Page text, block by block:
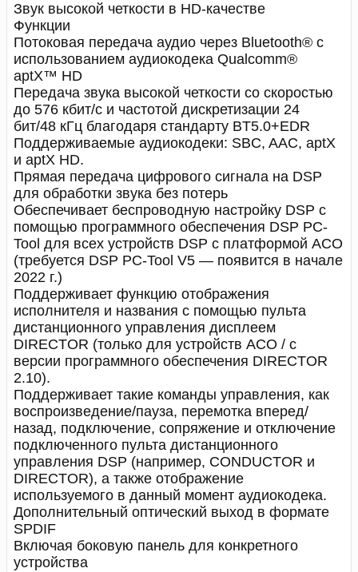
Звук высокой четкости в HD-качестве
Функции
Потоковая передача аудио через Bluetooth® с
использованием аудиокодека Qualcomm®
aptX™ HD
Передача звука высокой четкости со скоростью
до 576 кбит/с и частотой дискретизации 24
бит/48 кГц благодаря стандарту BT5.0+EDR
Поддерживаемые аудиокодеки: SBC, AAC, aptX
и aptX HD.
Прямая передача цифрового сигнала на DSP
для обработки звука без потерь
Обеспечивает беспроводную настройку DSP с
помощью программного обеспечения DSP PC-
Tool для всех устройств DSP с платформой ACO
(требуется DSP PC-Tool V5 — появится в начале
2022 г.)
Поддерживает функцию отображения
исполнителя и названия с помощью пульта
дистанционного управления дисплеем
DIRECTOR (только для устройств ACO / с
версии программного обеспечения DIRECTOR
2.10).
Поддерживает такие команды управления, как
воспроизведение/пауза, перемотка вперед/
назад, подключение, сопряжение и отключение
подключенного пульта дистанционного
управления DSP (например, CONDUCTOR и
DIRECTOR), а также отображение
используемого в данный момент аудиокодека.
Дополнительный оптический выход в формате
SPDIF
Включая боковую панель для конкретного
устройства